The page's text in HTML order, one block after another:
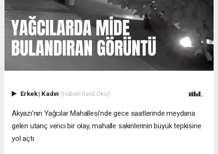
Erkek| Kadın (Haberi Sesli Oku)
Akyazı’nın Yağcılar Mahallesi’nde gece saatlerinde meydana
gelen utanç verici bir olay, mahalle sakinlerinin büyük tepkisine
yol açtı.